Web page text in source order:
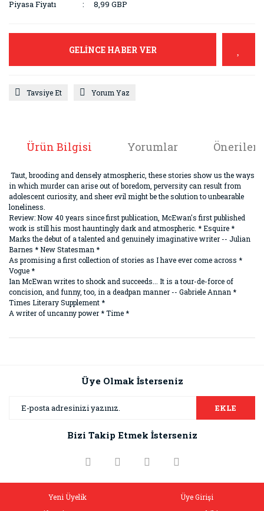
Piyasa Fiyatı
8,99 GBP
GELİNCE HABER VER
Tavsiye Et Yorum Yaz
Ürün Bilgisi Yorumlar
Taut, brooding and densely atmospheric, these stories show us the ways
in which murder can arise out of boredom, perversity can result from
adolescent curiosity, and sheer evil might be the solution to unbearable
loneliness.
Review: Now 40 years since first publication, McEwan's first published
work is still his most hauntingly dark and atmospheric. * Esquire *
Marks the debut of a talented and genuinely imaginative writer -- Julian
Barnes * New Statesman *
As promising a first collection of stories as I have ever come across *
Vogue *
Ian McEwan writes to shock and succeeds... It is a tour-de-force of
concision, and funny, too, in a deadpan manner -- Gabriele Annan *
Times Literary Supplement *
A writer of uncanny power * Time *
Görüş ve önerileriniz için teşekkür ederiz.
Ürün resmi kalitesiz, bozuk veya görüntülenemiyor.
Ürün bilgilerinde hatalar bulunuyor.
Üye Olmak İsterseniz
EKLE
Bizi Takip Etmek İsterseniz
Yeni Üyelik
Üye Girişi